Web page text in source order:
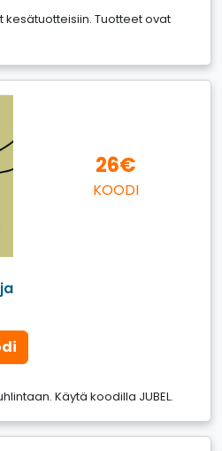
kesätuotteisiin. Tuotteet ovat
26€
KOODI
Käytä koodilla JUBEL.